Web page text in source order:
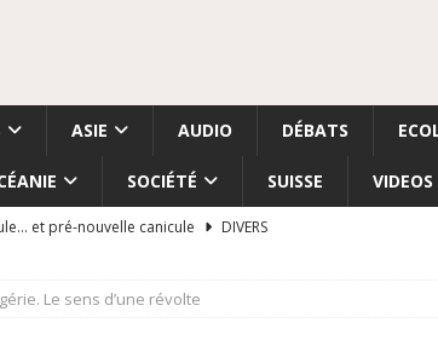
ASIE AUDIO DÉBATS
SOCIÉTÉ SUISSE VIDEOS
et pré-nouvelle canicule
DIVERS
du nettoyage ethnique en Cisjordanie et à Gaza
Le sens d’une révolte